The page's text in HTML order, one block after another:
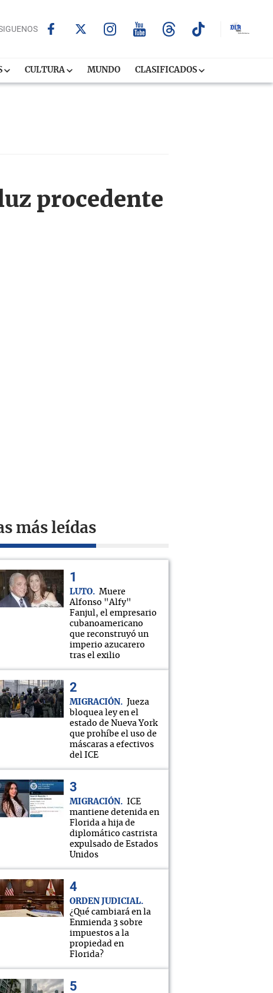
CULTURA MUNDO CLASIFICADOS
procedente
más leídas
LUTO
Muere
Alfonso "Alfy"
Fanjul, el empresario
cubanoamericano
que reconstruyó un
imperio azucarero
tras el exilio
MIGRACIÓN
Jueza
bloquea ley en el
estado de Nueva York
que prohíbe el uso de
máscaras a efectivos
del ICE
MIGRACIÓN
ICE
mantiene detenida en
Florida a hija de
diplomático castrista
expulsado de Estados
Unidos
ORDEN JUDICIAL
¿Qué cambiará en la
Enmienda 3 sobre
impuestos a la
propiedad en
Florida?